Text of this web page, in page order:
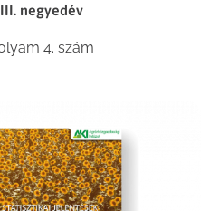
negyedév
4. szám